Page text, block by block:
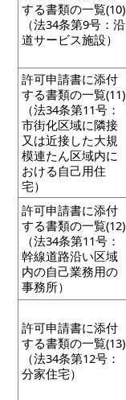
する書類の一覧(10)
（法34条第9号：沿
道サービス施設）
許可申請書に添付
する書類の一覧(11)
（法34条第11号：
市街化区域に隣接
又は近接した大規
模連たん区域内に
おける自己用住
宅）
許可申請書に添付
する書類の一覧(12)
（法34条第11号：
幹線道路沿い区域
内の自己業務用の
事務所）
許可申請書に添付
する書類の一覧(13)
（法34条第12号：
分家住宅）